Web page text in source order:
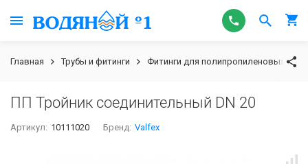
Главная Трубы и фитинги Фитинги для полипропиленовых труб
ПП Тройник соединительный DN 20
Артикул: 10111020 Бренд: Valfex